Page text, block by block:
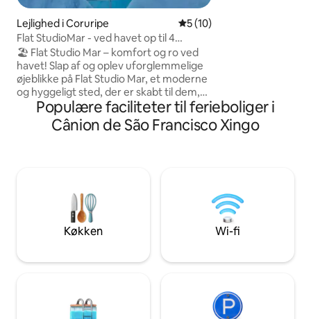
Lejlighed i Coruripe 5 ud af 5 i gennemsnitlig
5 (10)
Flat StudioMar - ved havet op til 4
personer - lige ved sandet
🏖 Flat Studio Mar – komfort og ro ved
havet! Slap af og oplev uforglemmelige
øjeblikke på Flat Studio Mar, et moderne
og hyggeligt sted, der er skabt til dem,
der søger komfort, funktionalitet og
privatliv ved havet. Vores lejlighed er det
perfekte sted at slappe af, nyde vinden
de vigtigste turistattraktioner.
Populære faciliteter til ferieboliger i
Cânion de São Francisco Xingo
Køkken Wi-fi